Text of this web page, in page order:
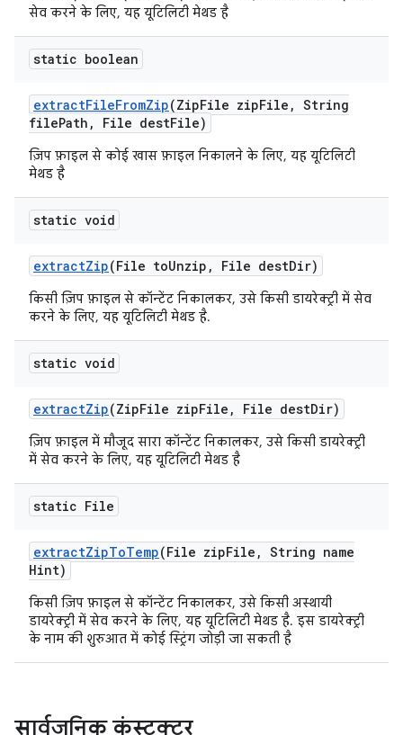
सेव करने के लिए, यह यूटिलिटी मेथड है
static boolean
extractFileFromZip(ZipFile zipFile , String
filePath , File destFile)
ज़िप फ़ाइल से कोई खास फ़ाइल निकालने के लिए, यह यूटिलिटी
मेथड है
static void
extractZip(File toUnzip , File destDir)
किसी ज़िप फ़ाइल से कॉन्टेंट निकालकर, उसे किसी डायरेक्ट्री में सेव
करने के लिए, यह यूटिलिटी मेथड है.
static void
extractZip(ZipFile zipFile , File destDir)
ज़िप फ़ाइल में मौजूद सारा कॉन्टेंट निकालकर, उसे किसी डायरेक्ट्री
में सेव करने के लिए, यह यूटिलिटी मेथड है
static File
extractZipToTemp(File zipFile , String name
Hint)
किसी ज़िप फ़ाइल से कॉन्टेंट निकालकर, उसे किसी अस्थायी
डायरेक्ट्री में सेव करने के लिए, यह यूटिलिटी मेथड है. इस डायरेक्ट्री
के नाम की शुरुआत में कोई स्ट्रिंग जोड़ी जा सकती है
सार्वजनिक कंस्ट्रक्टर